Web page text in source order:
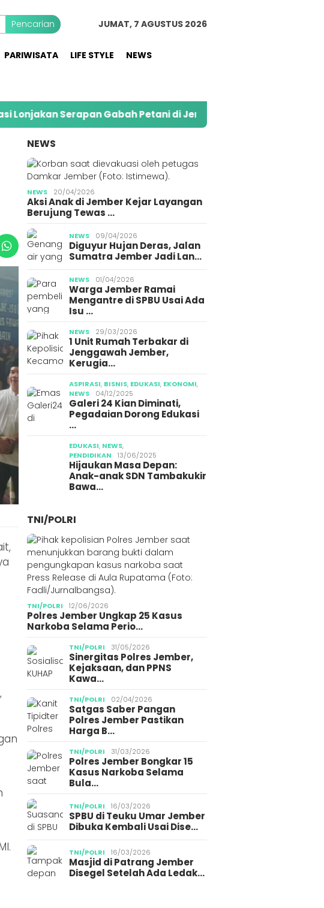
Pencarian JUMAT, 7 AGUSTUS 2026
PARIWISATA LIFE STYLE NEWS
Gabah Petani di Jember Kolaborasi Alfamart dan
NEWS
NEWS 20/04/2026
Aksi Anak di Jember Kejar Layangan
Berujung Tewas …
NEWS 09/04/2026
Diguyur Hujan Deras, Jalan
Sumatra Jember Jadi Lan…
NEWS 01/04/2026
Warga Jember Ramai
Mengantre di SPBU Usai Ada
Isu …
NEWS 29/03/2026
1 Unit Rumah Terbakar di
Jenggawah Jember,
Kerugia…
ASPIRASI, BISNIS, EDUKASI, EKONOMI,
NEWS
04/12/2025
Galeri 24 Kian Diminati,
Pegadaian Dorong Edukasi
…
EDUKASI, NEWS,
PENDIDIKAN
13/06/2025
Hijaukan Masa Depan:
Anak-anak SDN Tambakukir
Bawa…
TNI/POLRI
TNI/POLRI 12/06/2026
Polres Jember Ungkap 25 Kasus
Narkoba Selama Perio…
TNI/POLRI 31/05/2026
Sinergitas Polres Jember,
Kejaksaan, dan PPNS
Kawa…
TNI/POLRI 02/04/2026
Satgas Saber Pangan
Polres Jember Pastikan
Harga B…
TNI/POLRI 31/03/2026
Polres Jember Bongkar 15
Kasus Narkoba Selama
Bula…
TNI/POLRI 16/03/2026
SPBU di Teuku Umar Jember
Dibuka Kembali Usai Dise…
TNI/POLRI 16/03/2026
Masjid di Patrang Jember
Disegel Setelah Ada Ledak…